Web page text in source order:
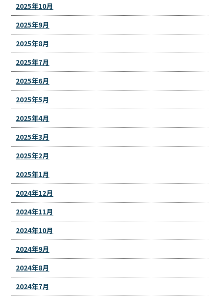
2025年10月
2025年9月
2025年8月
2025年7月
2025年6月
2025年5月
2025年4月
2025年3月
2025年2月
2025年1月
2024年12月
2024年11月
2024年10月
2024年9月
2024年8月
2024年7月